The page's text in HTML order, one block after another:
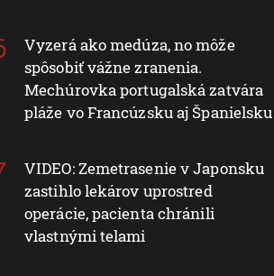
Vyzerá ako medúza, no môže
spôsobiť vážne zranenia.
Mechúrovka portugalská zatvára
pláže vo Francúzsku aj Španielsku
VIDEO: Zemetrasenie v Japonsku
zastihlo lekárov uprostred
operácie, pacienta chránili
vlastnými telami